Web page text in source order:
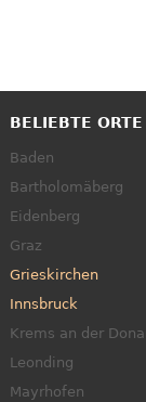
BELIEBTE ORTE
Baden
Bartholomäberg
Eidenberg
Graz
Grieskirchen
Innsbruck
Krems an der
Leonding
Mayrhofen